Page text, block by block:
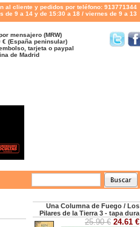
al cliente y pedidos por teléfono: 913771344
de 9 a 14 y de 15:30 a 18 / viernes de 9 a 13
mensajero (MRW)
(España peninsular)
tarjeta o paypal
de Madrid
Una Columna de Fuego / Los
Pilares de la Tierra 3 - tapa dura
25.90 € 24.61 €